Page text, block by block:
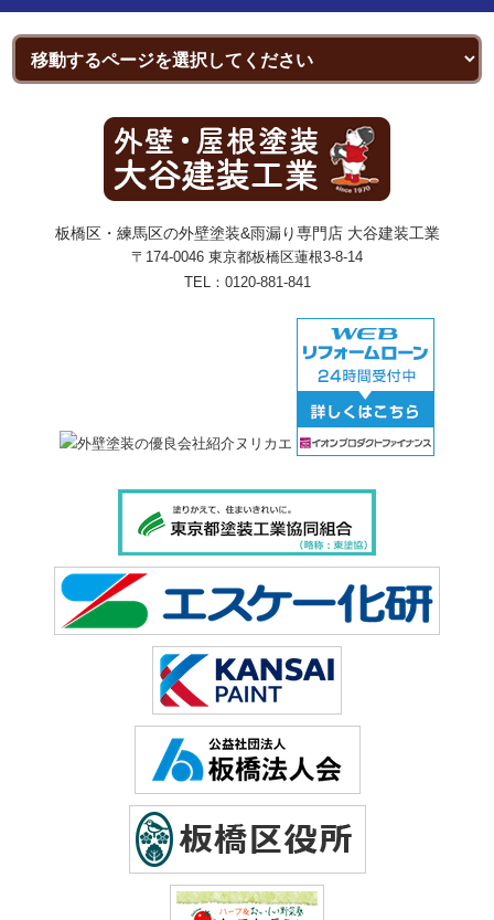
板橋区・練馬区の外壁塗装&雨漏り専門店 大谷建装工業
〒174-0046 東京都板橋区蓮根3-8-14
TEL： 0120-881-841